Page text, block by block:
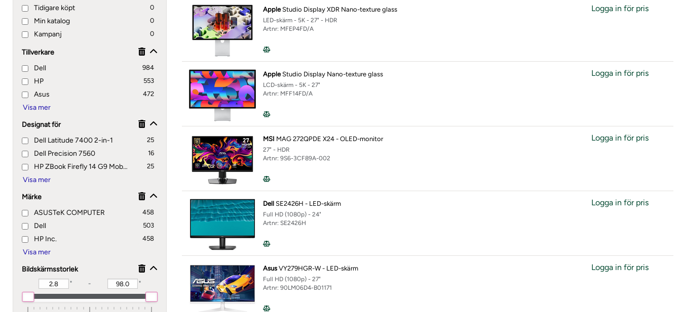
Tidigare köpt 0
Min katalog 0
Kampanj 0
Tillverkare
Dell
984
HP 553
Asus 472
Designat för
Dell Latitude 7400 2-in-1
25
Dell Precision 7560 16
HP ZBook Firefly 14 G9 Mobile Workstation
25
Märke
ASUSTeK COMPUTER
458
Dell 503
HP Inc. 458
Bildskärmsstorlek
Bildskärmsstorlek - Nedre gräns
" - Bildskärmsstorlek - Övre gräns
"
Apple Studio Display XDR Nano-texture glass
LED-skärm - 5K - 27" - HDR
Artnr: MFEP4FD/A
Logga in för pris
Apple Studio Display Nano-texture glass
LCD-skärm - 5K - 27"
Artnr: MFF14FD/A
Logga in för pris
MSI MAG 272QPDE X24 - OLED-monitor
27" - HDR
Artnr: 9S6-3CF89A-002
Logga in för pris
Dell SE2426H - LED-skärm
Full HD (1080p) - 24"
Artnr: SE2426H
Logga in för pris
Asus VY279HGR-W - LED-skärm
Full HD (1080p) - 27"
Artnr: 90LM06D4-B01171
Logga in för pris